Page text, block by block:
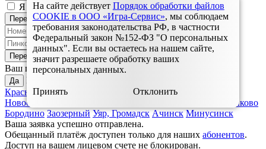
Я согласен с правилами оплаты услуг связи
Перейти к оплате
Перейти к оплате
Ваш городКрасноярск?
Да
Выбрать другой:
Красноярск Дивногорск Зеленогорск Назарово
Новоселово, Балахта
Березовка, Зыково
Бородино Заозерный Уяр, Громадск Ачинск Минусинск
Ваша заявка успешно отправлена.
Обещанный платёж доступен только для наших абонентов.
Доступ на вашем лицевом счете не блокирован.
На сайте действует Порядок обработки файлов
COOKIE в ООО «Игра-Сервис», мы соблюдаем
требования законодательства РФ, в частности
Федеральный закон №152-ФЗ "О персональных
данных". Если вы остаетесь на нашем сайте,
значит разрешаете обработку ваших
персональных данных.
Принять Отклонить